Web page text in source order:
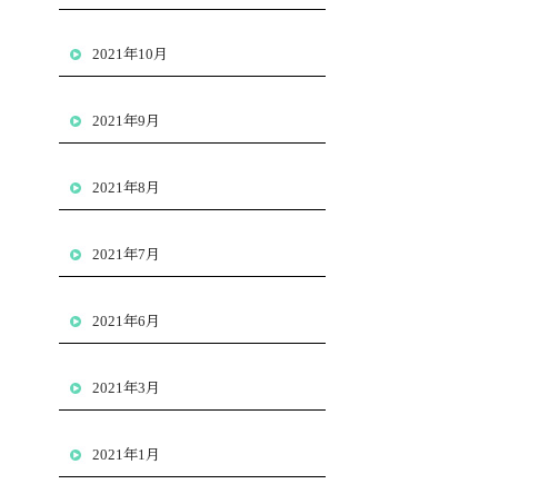
2021年10月
2021年9月
2021年8月
2021年7月
2021年6月
2021年3月
2021年1月